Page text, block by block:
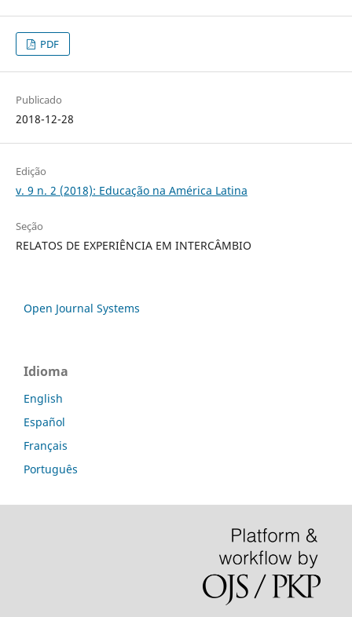
PDF
Publicado
2018-12-28
Edição
v. 9 n. 2 (2018): Educação na América Latina
Seção
RELATOS DE EXPERIÊNCIA EM INTERCÂMBIO
Open Journal Systems
Idioma
English
Español
Français
Português